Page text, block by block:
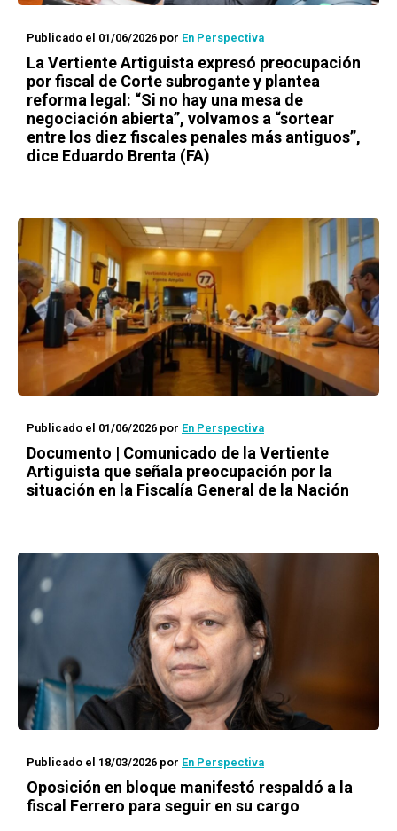
Publicado el 01/06/2026 por En Perspectiva
La Vertiente Artiguista expresó preocupación
por fiscal de Corte subrogante y plantea
reforma legal: “Si no hay una mesa de
negociación abierta”, volvamos a “sortear
entre los diez fiscales penales más antiguos”,
dice Eduardo Brenta (FA)
Publicado el 01/06/2026 por En Perspectiva
Documento | Comunicado de la Vertiente
Artiguista que señala preocupación por la
situación en la Fiscalía General de la Nación
Publicado el 18/03/2026 por En Perspectiva
Oposición en bloque manifestó respaldó a la
fiscal Ferrero para seguir en su cargo